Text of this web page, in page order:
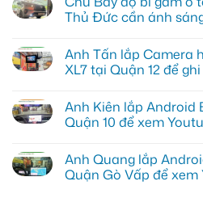
luận
ở
lắp
Android
box
tại
Quận
1,
giải
trí
Thủ Đức cần ánh
bình
luận
ở
độ
bi
gầm
cho
Ford
Everest
Anh Tấn lắp Camera
XL7 tại Quận 12 để
bình
luận
ở
lắp
Camera
hành
Anh Kiên lắp Android
Quận 10 để xem
bình
luận
ở
Anh Quang lắp
Quận Gò Vấp để